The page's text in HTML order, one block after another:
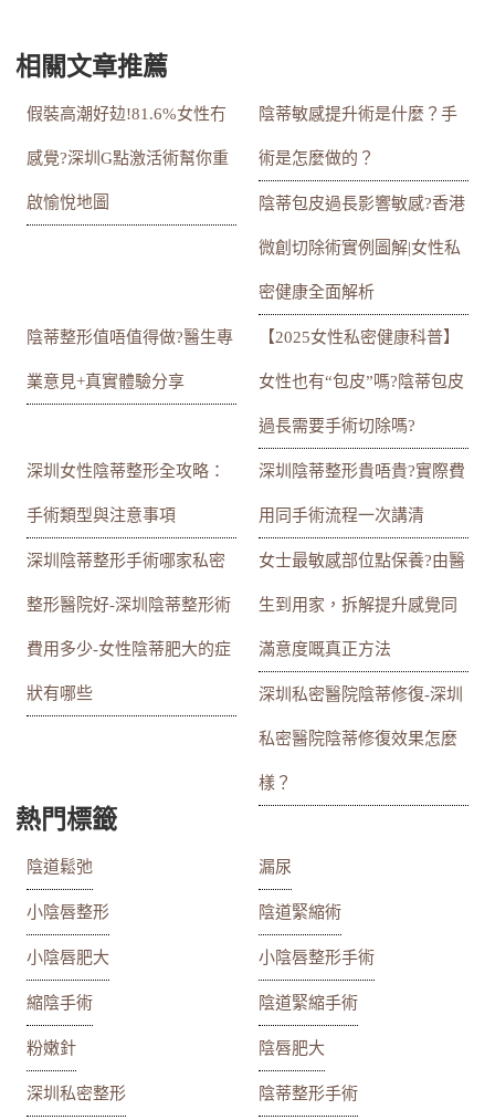
相關文章推薦
假裝高潮好攰!81.6%女性冇
感覺?深圳G點激活術幫你重
啟愉悅地圖
陰蒂敏感提升術是什麼？手
術是怎麼做的？
陰蒂包皮過長影響敏感?香港
微創切除術實例圖解|女性私
密健康全面解析
陰蒂整形值唔值得做?醫生專
業意見+真實體驗分享
【2025女性私密健康科普】
女性也有“包皮”嗎?陰蒂包皮
過長需要手術切除嗎?
深圳女性陰蒂整形全攻略：
手術類型與注意事項
深圳陰蒂整形貴唔貴?實際費
用同手術流程一次講清
深圳陰蒂整形手術哪家私密
整形醫院好-深圳陰蒂整形術
費用多少-女性陰蒂肥大的症
狀有哪些
女士最敏感部位點保養?由醫
生到用家，拆解提升感覺同
滿意度嘅真正方法
深圳私密醫院陰蒂修復-深圳
私密醫院陰蒂修復效果怎麼
樣？
熱門標籤
陰道鬆弛 漏尿
小陰唇整形 陰道緊縮術
小陰唇肥大 小陰唇整形手術
縮陰手術 陰道緊縮手術
粉嫩針 陰唇肥大
深圳私密整形 陰蒂整形手術